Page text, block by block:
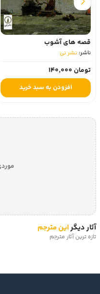
قصه های آشوب
ناشر: نشر نی
تومان 140,000
افزودن به سبد خرید
آثار دیگراین مترجم
تازه ترین آثار مترجم